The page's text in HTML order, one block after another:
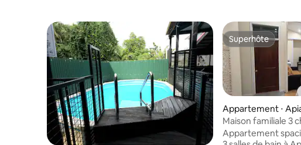
Superhôte
Superhôte
Appartement ⋅
Maison familiale 3
bain · 8 voyageurs
Appartement